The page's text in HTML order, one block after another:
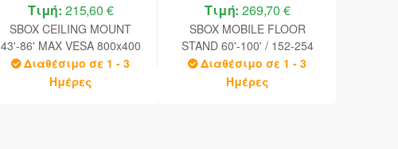
Τιμή: 215,60 €
SBOX CEILING MOUNT
43'-86' MAX VESA 800x400
Διαθέσιμο σε 1 - 3
Ημέρες
Τιμή:269,70 €
SBOX MOBILE FLOOR
STAND 60'-100' / 152-254
cm VESA 1000x600 WHITE
Διαθέσιμο σε 1 - 3
Ημέρες